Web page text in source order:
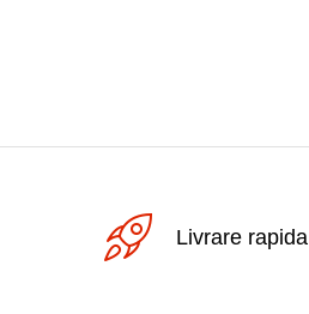
Livrare rapida